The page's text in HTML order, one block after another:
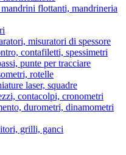
flottanti, mandrineria
misuratori di spessore
contafiletti, spessimetri
punte per tracciare
rotelle
laser, squadre
contacolpi, cronometri
durometri, dinamometri
grilli, ganci